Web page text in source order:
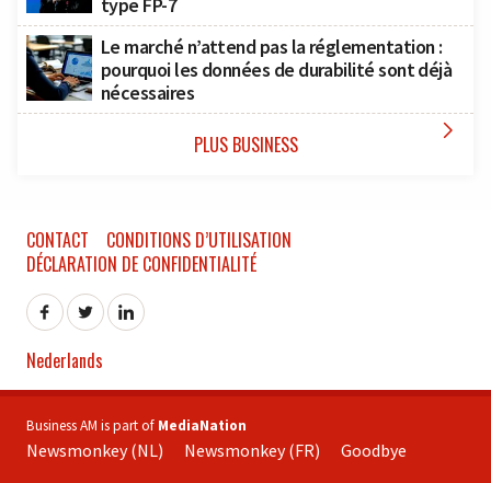
type FP-7
Le marché n’attend pas la réglementation :
pourquoi les données de durabilité sont déjà
nécessaires
PLUS BUSINESS 
CONTACT
CONDITIONS D’UTILISATION
DÉCLARATION DE CONFIDENTIALITÉ
Nederlands
Business AM is part of MediaNation
Newsmonkey (NL) Newsmonkey (FR) Goodbye